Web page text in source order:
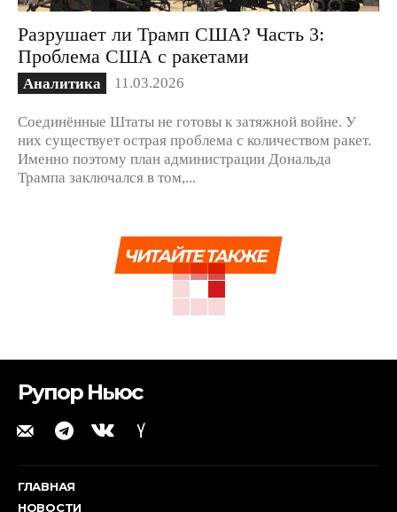
Разрушает ли Трамп США? Часть 3:
Проблема США с ракетами
Аналитика 11.03.2026
Соединённые Штаты не готовы к затяжной войне. У
них существует острая проблема с количеством ракет.
Именно поэтому план администрации Дональда
Трампа заключался в том,...
ЧИТАЙТЕ ТАКЖЕ
Рупор Ньюс
ГЛАВНАЯ
НОВОСТИ